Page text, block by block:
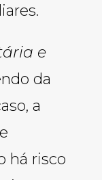
e
da
a
há risco